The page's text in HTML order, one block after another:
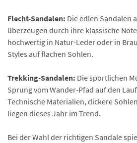
Flecht-Sandalen: Die edlen Sandalen
überzeugen durch ihre klassische
hochwertig in Natur-Leder oder in
Styles auf flachen Sohlen.
Trekking-Sandalen: Die sportlichen
Sprung vom Wander-Pfad auf den
Technische Materialien, dickere
liegen dieses Jahr im Trend.
Bei der Wahl der richtigen Sandale